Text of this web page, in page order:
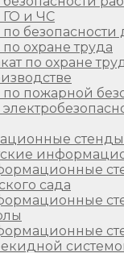
ГО и ЧС
безопасности
охране труда
по охране
по пожарной
стенды
сада